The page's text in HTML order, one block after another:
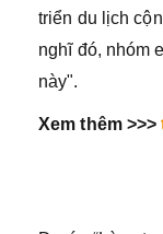
triển du lịch
nghĩ đó, nhóm
này".
Xem thêm >>>